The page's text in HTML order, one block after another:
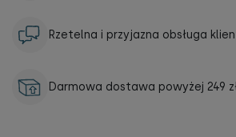
Rzetelna i przyjazna obsługa
Darmowa dostawa powyżej 249